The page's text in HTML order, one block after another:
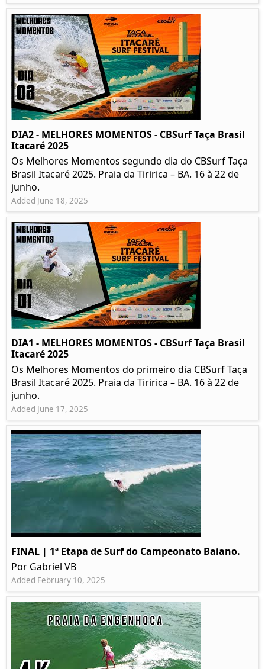
DIA2 - MELHORES MOMENTOS - CBSurf Taça Brasil
Itacaré 2025
Os Melhores Momentos segundo dia do CBSurf Taça
Brasil Itacaré 2025. Praia da Tiririca – BA. 16 à 22 de
junho.
Added June 18, 2025
DIA1 - MELHORES MOMENTOS - CBSurf Taça Brasil
Itacaré 2025
Os Melhores Momentos do primeiro dia CBSurf Taça
Brasil Itacaré 2025. Praia da Tiririca – BA. 16 à 22 de
junho.
Added June 17, 2025
FINAL | 1ª Etapa de Surf do Campeonato Baiano.
Por Gabriel VB
Added February 10, 2025